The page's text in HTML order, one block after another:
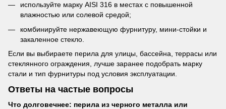
используйте марку AISI 316 в местах с повышенной
влажностью или солевой средой;
комбинируйте нержавеющую фурнитуру, мини-стойки и
закаленное стекло.
Если вы выбираете перила для улицы, бассейна, террасы или
стеклянного ограждения, лучше заранее подобрать марку
стали и тип фурнитуры под условия эксплуатации.
Ответы на частые вопросы
Что долговечнее: перила из черного металла или